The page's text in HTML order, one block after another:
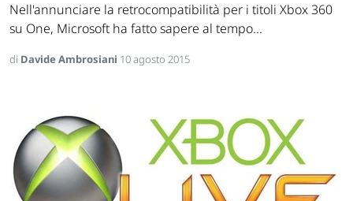
Nell'annunciare la retrocompatibilità per i titoli Xbox 360
su One, Microsoft ha fatto sapere al tempo...
di Davide Ambrosiani 10 agosto 2015